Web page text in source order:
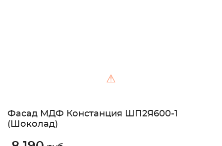
⚠
Фасад МДФ Констанция ШП2Я600-1
(Шоколад)